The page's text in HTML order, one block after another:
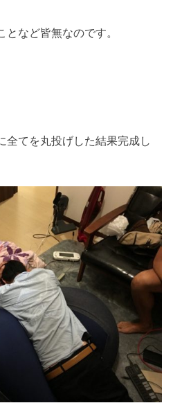
となど皆無なのです。
全てを丸投げした結果完成し